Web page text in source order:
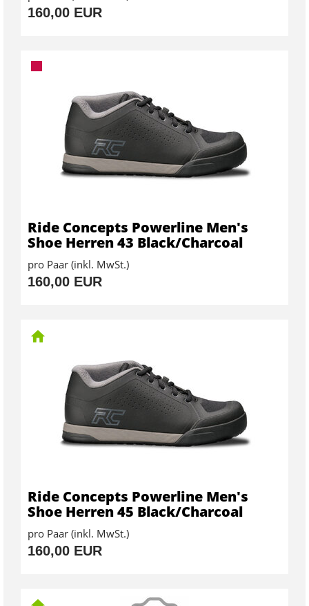
160,00 EUR
Ride Concepts Powerline Men's
Shoe Herren 43 Black/Charcoal
pro Paar (inkl. MwSt.)
160,00 EUR
Ride Concepts Powerline Men's
Shoe Herren 45 Black/Charcoal
pro Paar (inkl. MwSt.)
160,00 EUR